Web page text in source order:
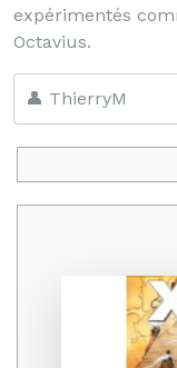
expérimentés
Octavius.
👤 ThierryM